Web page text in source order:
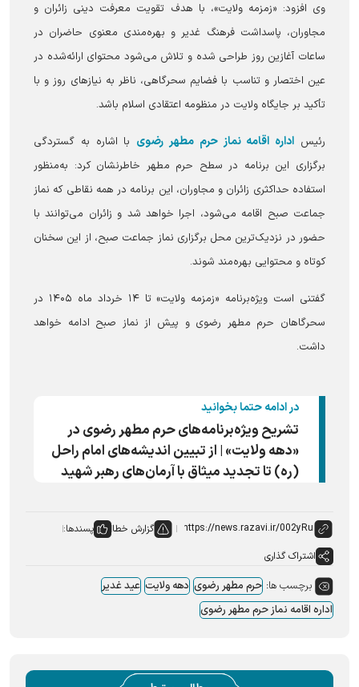
وی افزود: «زمزمه ولایت»، با هدف تقویت معرفت دینی زائران و
مجاوران، پاسداشت فرهنگ غدیر و بهره‌مندی معنوی حاضران در
ساعات آغازین روز طراحی شده و تلاش می‌شود محتوای ارائه‌شده در
عین اختصار و تناسب با فضایم سحرگاهی، ناظر به نیاز‌های روز و با
تأکید بر جایگاه ولایت در منظومه اعتقادی اسلام باشد.
رئیس اداره اقامه نماز حرم مطهر رضوی با اشاره به گستردگی
برگزاری این برنامه در سطح حرم مطهر خاطرنشان کرد: به‌منظور
استفاده حداکثری زائران و مجاوران، این برنامه در همه نقاطی که نماز
جماعت صبح اقامه می‌شود، اجرا خواهد شد و زائران می‌توانند با
حضور در نزدیک‌ترین محل برگزاری نماز جماعت صبح، از این سخنان
کوتاه و محتوایی بهره‌مند شوند.
گفتنی است ویژه‌برنامه «زمزمه ولایت» تا ۱۴ خرداد ماه ۱۴۰۵ در
سحرگاهان حرم مطهر رضوی و پیش از نماز صبح ادامه خواهد
داشت.
در ادامه حتما بخوانید
تشریح ویژه‌برنامه‌های حرم مطهر رضوی در
«دهه ولایت» | از تبیین اندیشه‌های امام راحل
(ره) تا تجدید میثاق با آرمان‌های رهبر شهید
گزارش خطا
پسندها:
اشتراک گذاری
برچسب ها: حرم مطهر رضوی دهه ولایت عید غدیر
اداره اقامه نماز حرم مطهر رضوی